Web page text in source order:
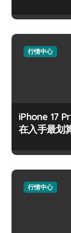
行情中心
iPhone 17
在入手最划
行情中心